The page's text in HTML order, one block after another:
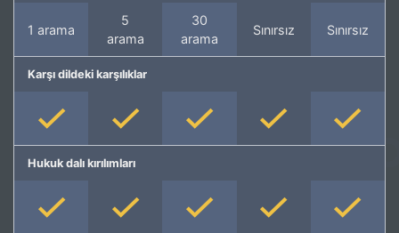
1 arama
5
arama
30
arama
Sınırsız Sınırsız
Karşı dildeki karşılıklar
Hukuk dalı kırılımları